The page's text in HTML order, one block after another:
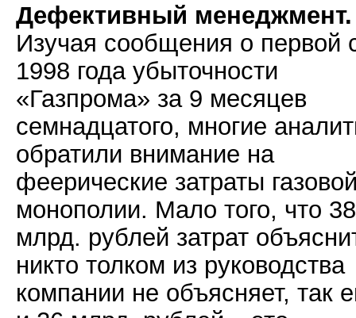
Дефективный менеджмент.
Изучая сообщения о первой
1998 года убыточности
«Газпрома» за 9 месяцев
семнадцатого, многие
обратили внимание на
феерические затраты
монополии. Мало того, что
млрд. рублей затрат
никто толком из руководства
компании не объясняет, так